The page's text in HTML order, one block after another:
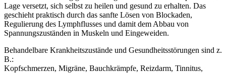
Lage versetzt, sich selbst zu heilen und gesund zu erhalten. Das
geschieht praktisch durch das sanfte Lösen von Blockaden,
Regulierung des Lymphflusses und damit dem Abbau von
Spannungszuständen in Muskeln und Eingeweiden.
Behandelbare Krankheitszustände und Gesundheitsstörungen sind z.
B.:
Kopfschmerzen, Migräne, Bauchkrämpfe, Reizdarm, Tinnitus,